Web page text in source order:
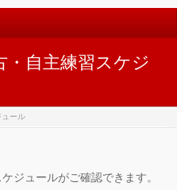
・自主練習スケジ
ュール
ジュールがご確認できます。